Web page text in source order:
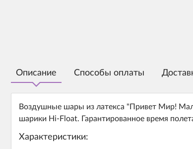
Описание Способы оплаты
Воздушные шары из латекса "Привет Мир!
шарики Hi-Float. Гарантированное время
Характеристики: